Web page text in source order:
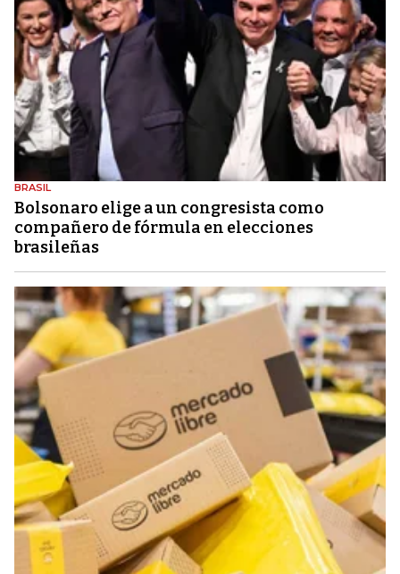
BRASIL
Bolsonaro elige a un congresista como
compañero de fórmula en elecciones
brasileñas